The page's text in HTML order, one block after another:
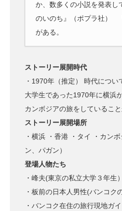
か、数多くの小説を発表し
のいのち』（ポプラ社）
がある。
ストーリー展開時代
・1970年（推定） 時代につ
大学生であった1970年に横浜
カンボジアの旅をしているこ
ストーリー展開場所
・横浜 ・香港 ・タイ ・カン
ン、パガン）
登場人物たち
・峰夫(東京の私立大学３年生）
・板前の日本人男性(バンコク
・バンコク在住の旅行現地ガ